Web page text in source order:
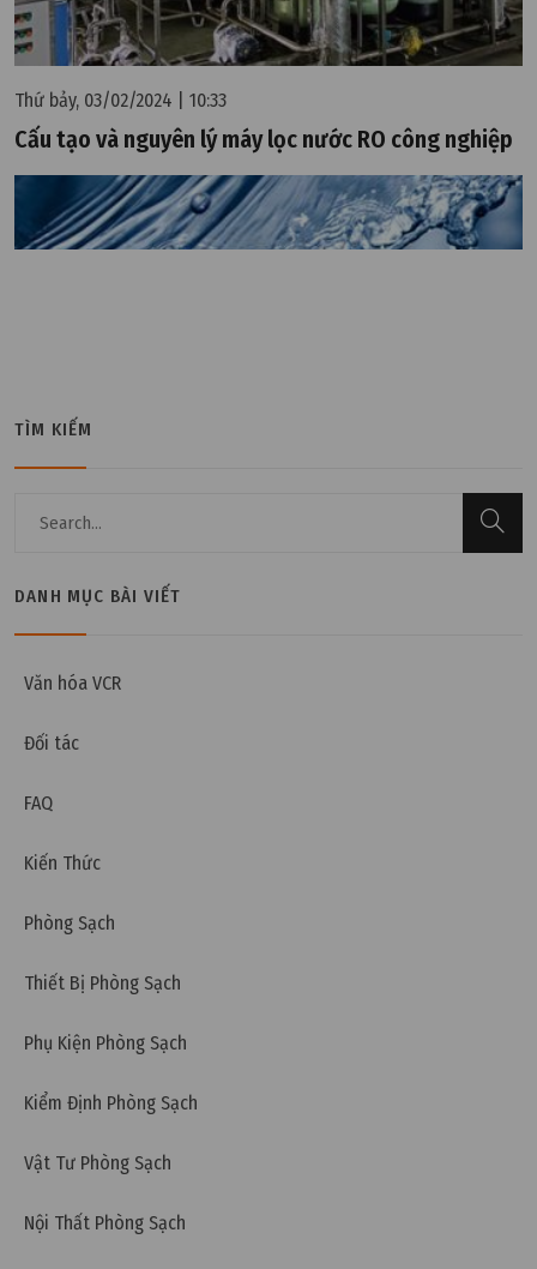
Thứ bảy, 03/02/2024 | 10:33
Cấu tạo và nguyên lý máy lọc nước RO công nghiệp
Tiêu chuẩn nước lò hơi ban hành theo quy định
Pháp luật
Xử lý nước thải chế biến thực phẩm theo quy chuẩn
TÌM KIẾM
DANH MỤC BÀI VIẾT
Văn hóa VCR
Đối tác
FAQ
Kiến Thức
Phòng Sạch
Thiết Bị Phòng Sạch
Phụ Kiện Phòng Sạch
Kiểm Định Phòng Sạch
Vật Tư Phòng Sạch
Nội Thất Phòng Sạch